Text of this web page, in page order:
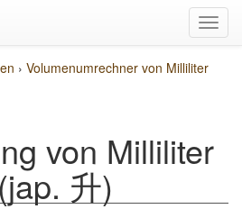
› Volumenumrechner von Milliliter
von Milliliter
升)